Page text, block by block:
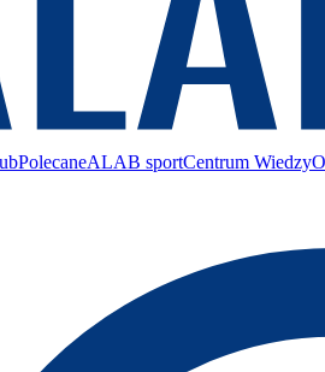
PolecaneALAB sportCentrum Wiedzy